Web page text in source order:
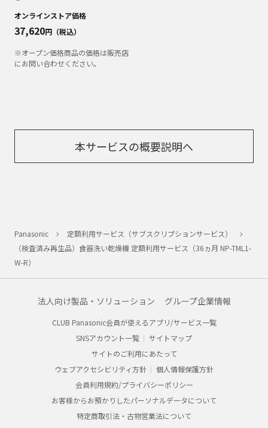
オンラインストア価格
37,620円（税込）
※オープン価格商品の価格は販売店
にお問い合わせください。
本サービスの概要説明へ
Panasonic
定額利用サービス（サブスクリプションサービス）
（検査済み再生品）食器洗い乾燥機 定額利用サービス（36ヵ月 NP-TML1-
W-R）
法人向け製品・ソリューション グループ企業情報
CLUB Panasonic会員が使えるアプリ/サービス一覧
SNSアカウント一覧
サイトマップ
サイトのご利用にあたって
ウェブアクセシビリティ方針
個人情報保護方針
会員利用規約/プライバシーポリシー
お客様からお預かりしたパーソナルデータについて
特定商取引法・古物営業法について